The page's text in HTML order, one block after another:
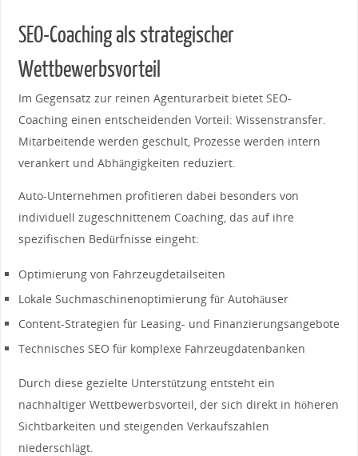
SEO-Coaching als strategischer
Wettbewerbsvorteil
Im Gegensatz zur reinen Agenturarbeit bietet SEO-
Coaching einen entscheidenden Vorteil: Wissenstransfer.
Mitarbeitende werden geschult, Prozesse werden intern
verankert und Abhängigkeiten reduziert.
Auto-Unternehmen profitieren dabei besonders von
individuell zugeschnittenem Coaching, das auf ihre
spezifischen Bedürfnisse eingeht:
Optimierung von Fahrzeugdetailseiten
Lokale Suchmaschinenoptimierung für Autohäuser
Content-Strategien für Leasing- und Finanzierungsangebote
Technisches SEO für komplexe Fahrzeugdatenbanken
Durch diese gezielte Unterstützung entsteht ein
nachhaltiger Wettbewerbsvorteil, der sich direkt in höheren
Sichtbarkeiten und steigenden Verkaufszahlen
niederschlägt.